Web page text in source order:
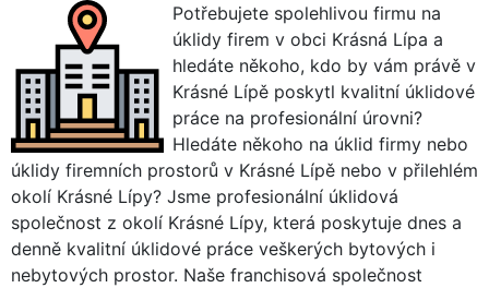
Potřebujete spolehlivou firmu na
úklidy firem v obci Krásná Lípa a
hledáte někoho, kdo by vám právě v
Krásné Lípě poskytl kvalitní úklidové
práce na profesionální úrovni?
Hledáte někoho na úklid firmy nebo
úklidy firemních prostorů v Krásné Lípě nebo v přilehlém
okolí Krásné Lípy? Jsme profesionální úklidová
společnost z okolí Krásné Lípy, která poskytuje dnes a
denně kvalitní úklidové práce veškerých bytových i
nebytových prostor. Naše franchisová společnost